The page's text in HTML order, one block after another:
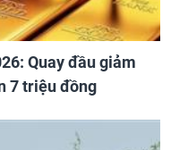
Quay đầu giảm
7 triệu đồng